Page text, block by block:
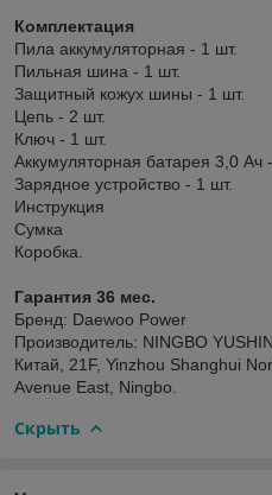
Комплектация
Пила аккумуляторная - 1 шт.
Пильная шина - 1 шт.
Защитный кожух шины - 1 шт.
Цепь - 2 шт.
Ключ - 1 шт.
Аккумуляторная батарея 3,0 Ач
Зарядное устройство - 1 шт.
Инструкция
Сумка
Коробка.
Гарантия 36 мес.
Бренд: Daewoo Power
Производитель: NINGBO
Китай, 21F, Yinzhou Shanghui
Avenue East, Ningbo.
Скрыть